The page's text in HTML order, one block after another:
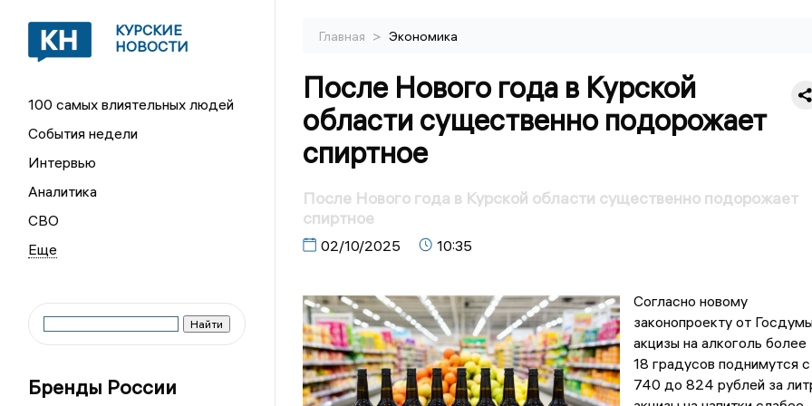
КУРСКИЕ
НОВОСТИ
100 самых влиятельных людей
События недели
Интервью
Аналитика
СВО
Бренды России
Главная > Экономика
После Нового года в Курской
области существенно подорожает
спиртное
После Нового года в Курской области существенно подорожает
спиртное
02/10/2025 10:35
Согласно новому
законопроекту от
акцизы на алкоголь более
18 градусов поднимутся с
740 до 824 рублей за